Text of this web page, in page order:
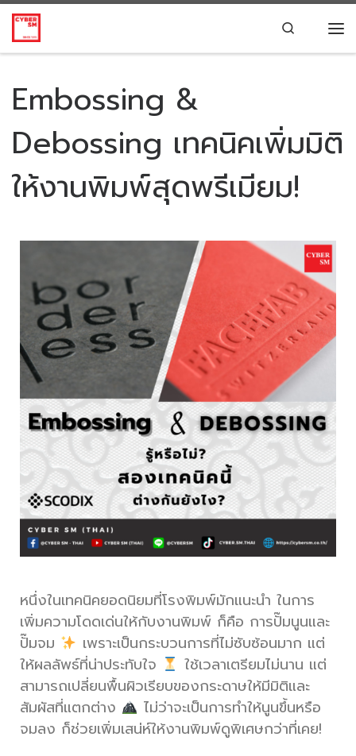
Skip to content Search
Embossing &
Debossing เทคนิคเพิ่มมิติ
ให้งานพิมพ์สุดพรีเมียม!
หนึ่งในเทคนิคยอดนิยมที่โรงพิมพ์มักแนะนำ ในการ
เพิ่มความโดดเด่นให้กับงานพิมพ์ ก็คือ การปั๊มนูนและ
ปั๊มจม
เพราะเป็นกระบวนการที่ไม่ซับซ้อนมาก แต่
ให้ผลลัพธ์ที่น่าประทับใจ
ใช้เวลาเตรียมไม่นาน แต่
สามารถเปลี่ยนพื้นผิวเรียบของกระดาษให้มีมิติและ
สัมผัสที่แตกต่าง
ไม่ว่าจะเป็นการทำให้นูนขึ้นหรือ
จมลง ก็ช่วยเพิ่มเสน่ห์ให้งานพิมพ์ดูพิเศษกว่าที่เคย!